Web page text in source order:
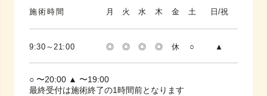
施術時間 月 火 水 木 金 土 日/祝
9:30～21:00 ◎ ◎ ◎ ◎ 休 ○ ▲
○ 〜20:00 ▲ 〜19:00
最終受付は施術終了の1時間前となります